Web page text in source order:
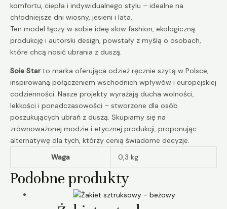
komfortu, ciepła i indywidualnego stylu – idealne na
chłodniejsze dni wiosny, jesieni i lata.
Ten model łączy w sobie ideę slow fashion, ekologiczną
produkcję i autorski design, powstały z myślą o osobach,
które chcą nosić ubrania z duszą.
Soie Starto marka oferująca odzież ręcznie szytą w Polsce,
inspirowaną połączeniem wschodnich wpływów i europejskiej
codzienności. Nasze projekty wyrażają ducha wolności,
lekkości i ponadczasowości – stworzone dla osób
poszukujących ubrań z duszą. Skupiamy się na
zrównoważonej modzie i etycznej produkcji, proponując
alternatywę dla tych, którzy cenią świadome decyzje.
Waga
0,3 kg
Podobne produkty